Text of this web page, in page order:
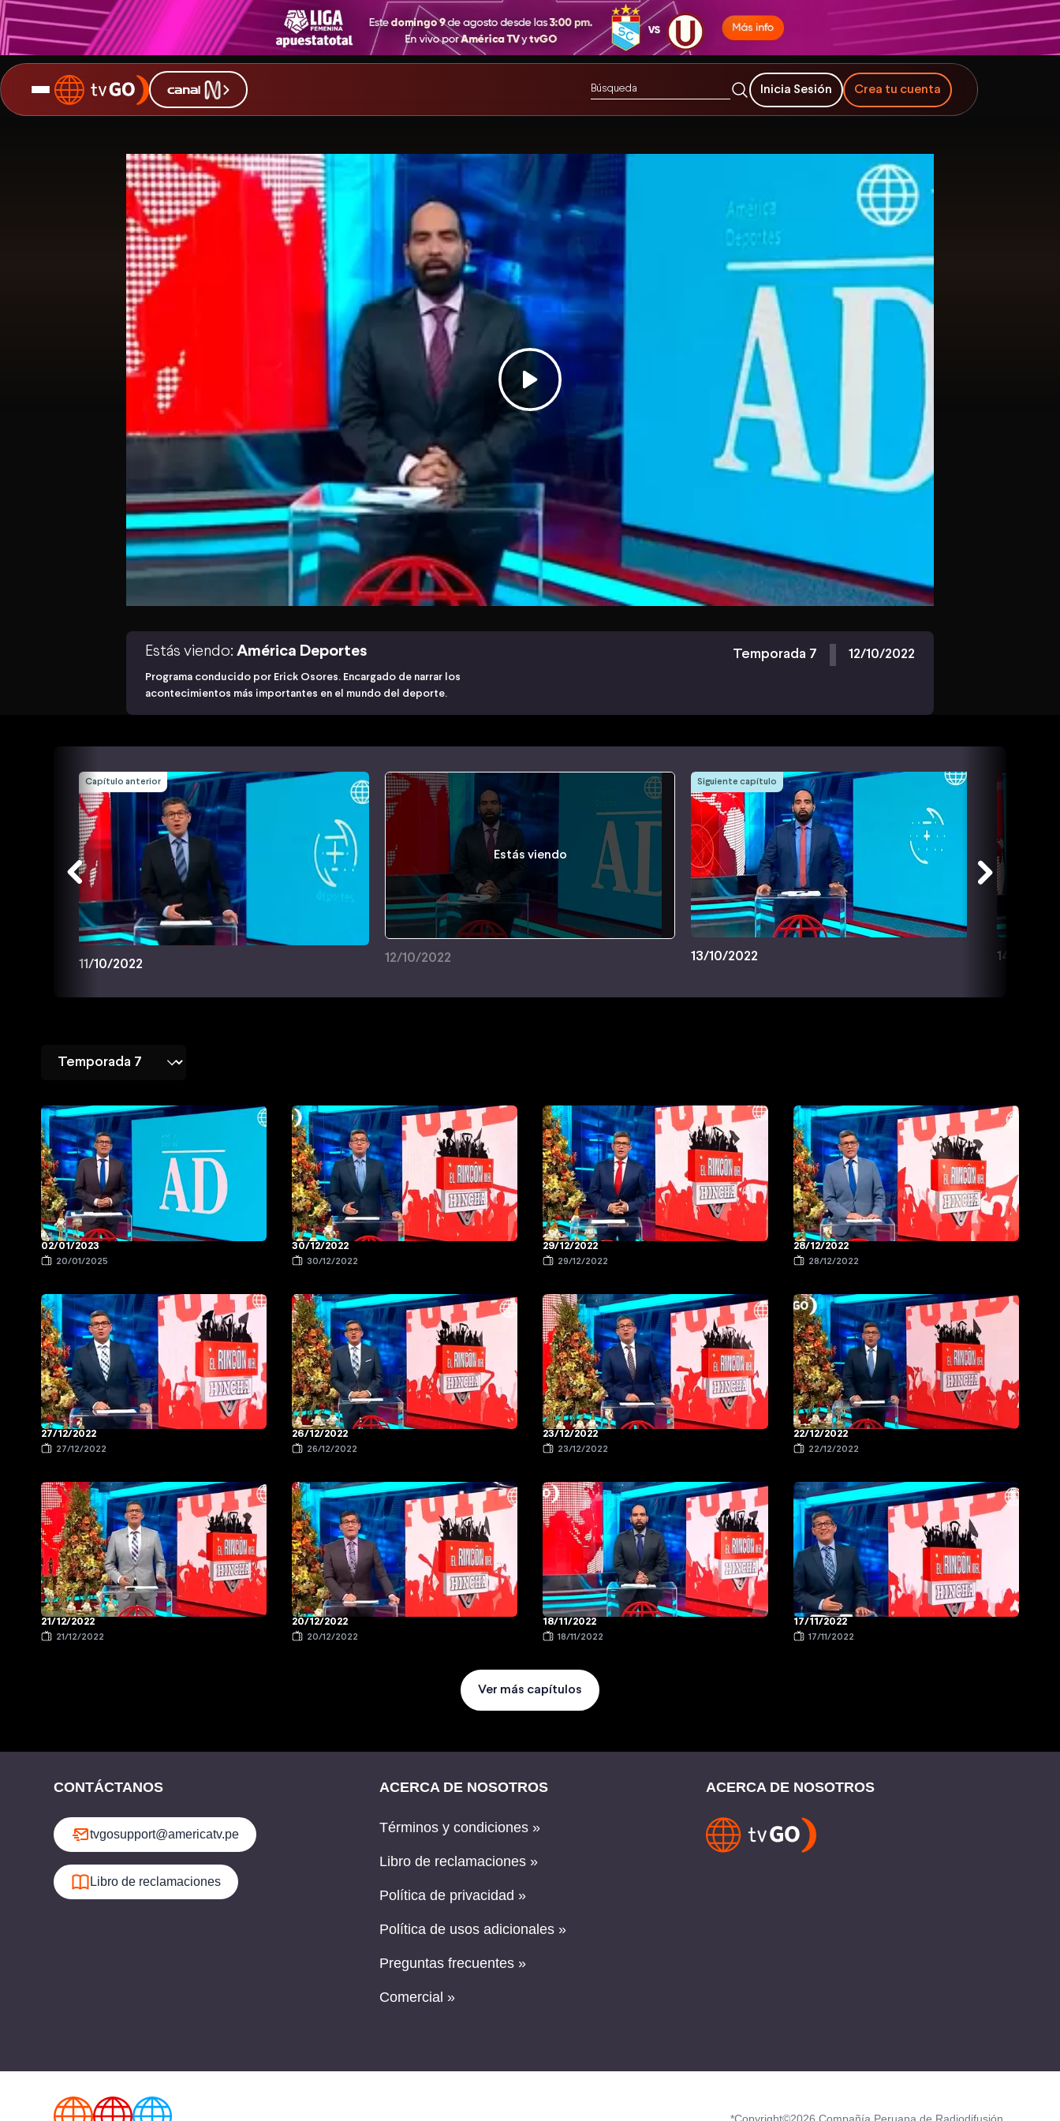
Inicia Sesión Crea tu cuenta
Estás viendo: América Deportes
Programa conducido por Erick Osores. Encargado de narrar los
acontecimientos más importantes en el mundo del deporte.
Temporada 7 12/10/2022
Capítulo anterior
11/10/2022
Estás viendo
12/10/2022
Siguiente capítulo
13/10/2022 14/10/
02/01/2023
20/01/2025
30/12/2022
30/12/2022
29/12/2022
29/12/2022
28/12/2022
28/12/2022
27/12/2022
27/12/2022
26/12/2022
26/12/2022
23/12/2022
23/12/2022
22/12/2022
22/12/2022
21/12/2022
21/12/2022
20/12/2022
20/12/2022
18/11/2022
18/11/2022
17/11/2022
17/11/2022
Ver más capítulos
CONTÁCTANOS
tvgosupport@americatv.pe
Libro de reclamaciones
ACERCA DE NOSOTROS
Términos y condiciones »
Libro de reclamaciones »
Política de privacidad »
Política de usos adicionales »
Preguntas frecuentes »
Comercial »
ACERCA DE NOSOTROS